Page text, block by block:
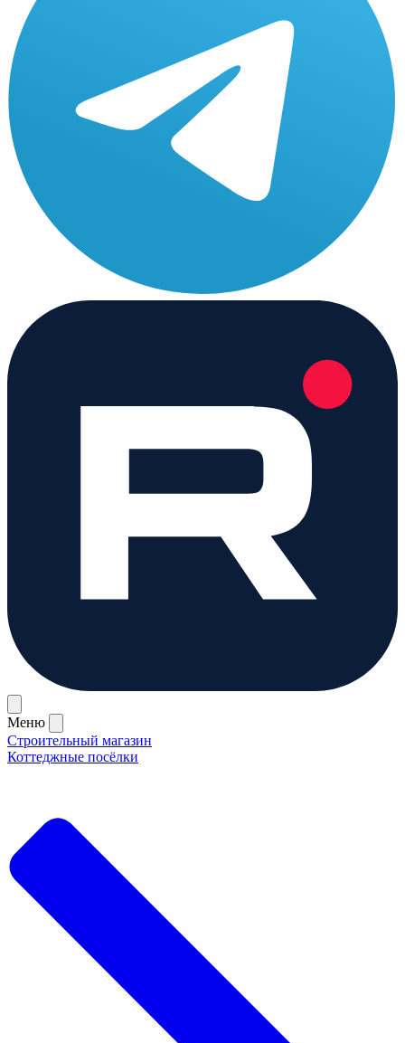
Меню
Строительный магазин
Коттеджные посёлки